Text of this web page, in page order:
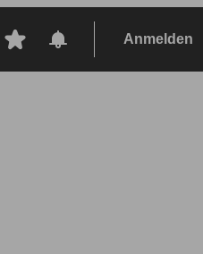
Anmelden